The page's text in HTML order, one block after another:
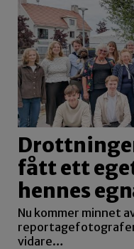
fått ett
hennes
Nu kommer minnet
vidare…